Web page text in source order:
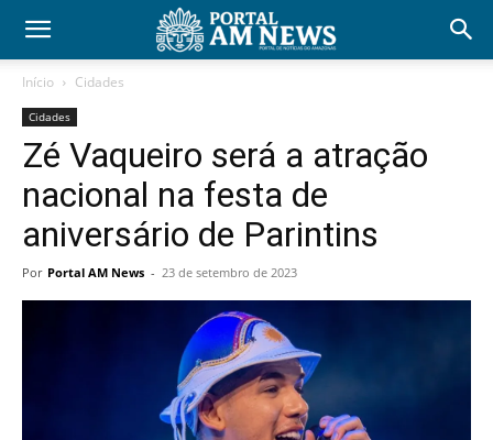
Início Cidades
Cidades
Zé Vaqueiro será a atração
nacional na festa de
aniversário de Parintins
Por Portal AM News - 23 de setembro de 2023